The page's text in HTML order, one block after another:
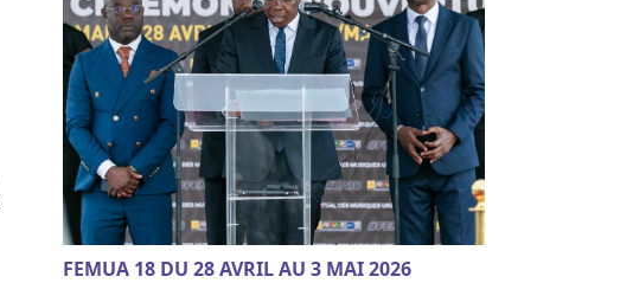
FEMUA 18 DU 28 AVRIL AU 3 MAI 2026